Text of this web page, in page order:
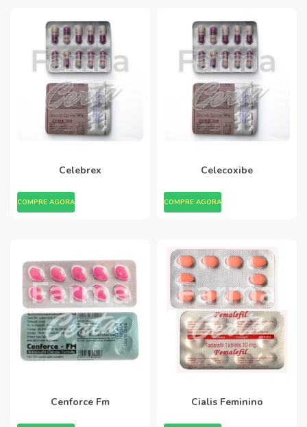
Celebrex
COMPRE AGORA
Celecoxibe
COMPRE AGORA
Cenforce Fm Cialis Feminino